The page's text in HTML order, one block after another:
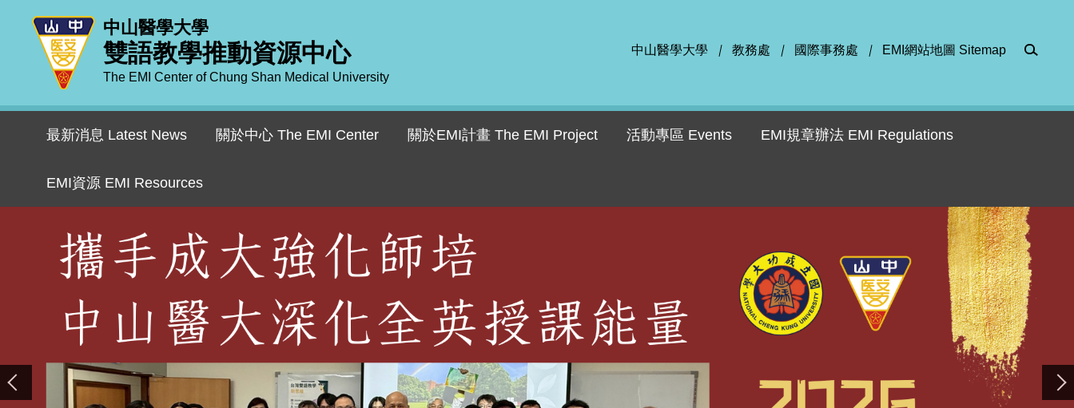
容
中山醫學大學
雙語教學推動資源中心
The EMI Center of Chung Shan Medical University
最新消息 Latest News 關於中心 The EMI Center 關於EMI計畫 The EMI Project 活動專區 Events EMI規章辦法 EMI Regulations
EMI資源 EMI Resources
中山醫學大學 教務處 國際事務處 EMI網站地圖 Sitemap